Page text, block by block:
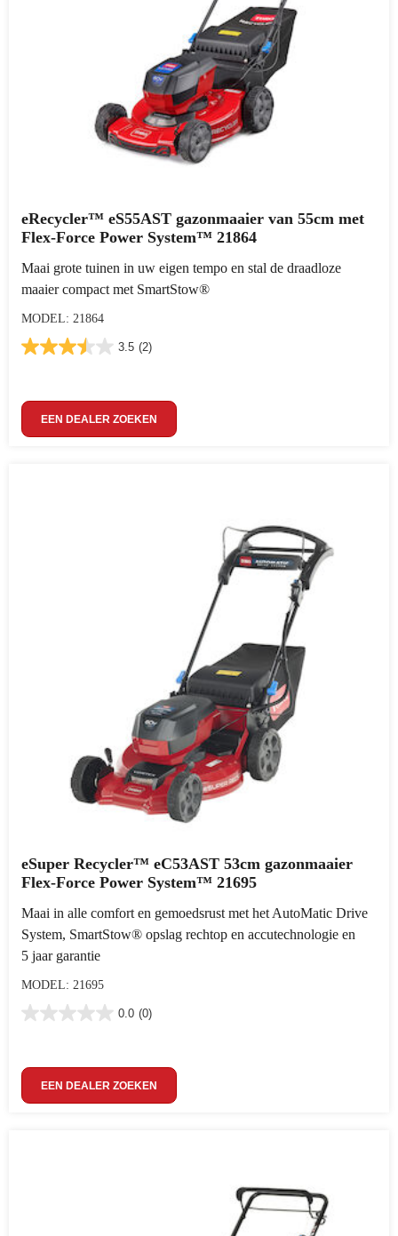
eRecycler™ eS55AST gazonmaaier van 55cm met
Flex-Force Power System™ 21864
Maai grote tuinen in uw eigen tempo en stal de draadloze
maaier compact met SmartStow®
MODEL: 21864
3.5 (2)
EEN DEALER ZOEKEN
eSuper Recycler™ eC53AST 53cm gazonmaaier
Flex-Force Power System™ 21695
Maai in alle comfort en gemoedsrust met het AutoMatic Drive
System, SmartStow® opslag rechtop en accutechnologie en
5 jaar garantie
MODEL: 21695
0.0 (0)
EEN DEALER ZOEKEN